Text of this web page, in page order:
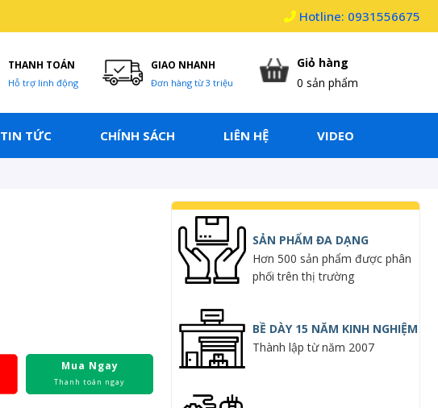
Hotline: 0931556675
THANH TOÁN
Hỗ trợ linh động
GIAO NHANH
Đơn hàng từ 3 triệu
Giỏ hàng
0 sản phẩm
TIN TỨC CHÍNH SÁCH LIÊN HỆ VIDEO
Mua Ngay
Thanh toán ngay
SẢN PHẨM ĐA DẠNG
Hơn 500 sản phẩm được phân
phối trên thị trường
BỀ DÀY 15 NĂM KINH NGHIỆM
Thành lập từ năm 2007